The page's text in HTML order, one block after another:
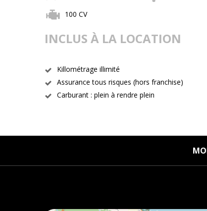
100 CV
INCLUS À LA LOCATION
Killométrage illimité
Assurance tous risques (hors franchise)
Carburant : plein à rendre plein